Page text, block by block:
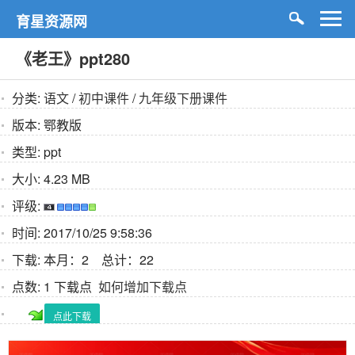
育星资源网
《老王》ppt280
分类: 语文/初中课件/九年级下册课件
版本: 鄂教版
类型: ppt
大小: 4.23 MB
评级:
时间: 2017/10/25 9:58:36
下载: 本月：2 总计：22
点数: 1 下载点 如何增加下载点
点此下载